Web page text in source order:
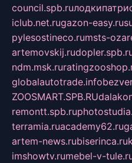
council.spb.ru
iclub.net.rugazon-easy.ru
pylesostineco.rumsts-
artemovskij.ru
ndm.msk.ru
globalautotrade.info
ZOOSMART.SPB.RU
remontt.spb.ru
terramia.ruacademy62.ru
artem-news.rubiserinca.ru
imshowtv.rumebel-v-